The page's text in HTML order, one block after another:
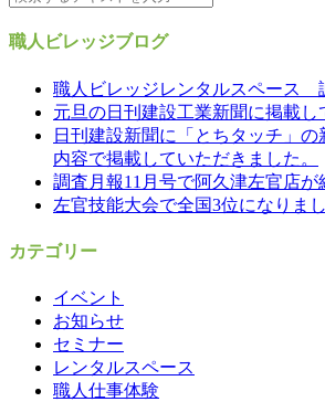
職人ビレッジブログ
職人ビレッジレンタルスペース
元旦の日刊建設工業新聞に掲載し
日刊建設新聞に「とちタッチ」
内容で掲載していただきました。
調査月報11月号で阿久津左官店が
左官技能大会で全国3位になりまし
カテゴリー
イベント
お知らせ
セミナー
レンタルスペース
職人仕事体験